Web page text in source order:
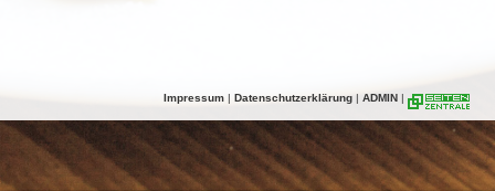
Impressum | Datenschutzerklärung | ADMIN |